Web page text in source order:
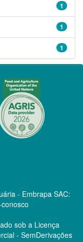
1
1
1
- Embrapa SAC:
sob a Licença
- SemDerivações